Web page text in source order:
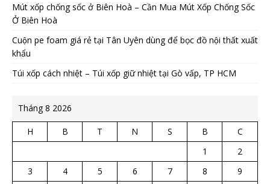
Mút xốp chống sốc ở Biên Hoà – Cần Mua Mút Xốp Chống Sốc
Ở Biên Hoà
Cuộn pe foam giá rẻ tại Tân Uyên dùng để bọc đồ nội thất xuất
khẩu
Túi xốp cách nhiệt – Túi xốp giữ nhiệt tại Gò vấp, TP HCM
Tháng 8 2026
H B T N S B
C
1
2
3
4 5 6 7 8
9